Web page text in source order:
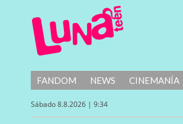
FANDOM NEWS CINEMANÍA
Sábado 8.8.2026 | 9:34